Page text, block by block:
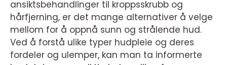
ansiktsbehandlinger til kroppsskrubb og
hårfjerning, er det mange alternativer å velge
mellom for å oppnå sunn og strålende hud.
Ved å forstå ulike typer hudpleie og deres
fordeler og ulemper, kan man ta informerte